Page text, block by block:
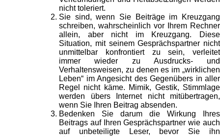
nicht toleriert.
Sie sind, wenn Sie Beiträge im Kreuzgang
schreiben, wahrscheinlich vor Ihrem Rechner
allein, aber nicht im Kreuzgang. Diese
Situation, mit seinem Gesprächspartner nicht
unmittelbar konfrontiert zu sein, verleitet
immer wieder zu Ausdrucks- und
Verhaltensweisen, zu denen es im „wirklichen
Leben“ im Angesicht des Gegenübers in aller
Regel nicht käme. Mimik, Gestik, Stimmlage
werden übers Internet nicht mitübertragen,
wenn Sie Ihren Beitrag absenden.
Bedenken Sie darum die Wirkung Ihres
Beitrags auf Ihren Gesprächspartner wie auch
auf unbeteiligte Leser, bevor Sie ihn